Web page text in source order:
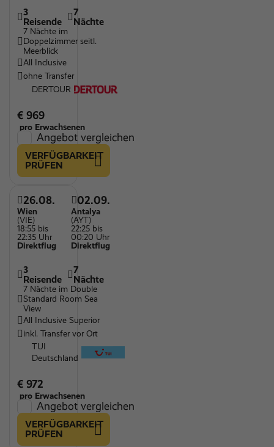
3
Reisende
7
Nächte
7 Nächte im
Doppelzimmer seitl.
Meerblick
All Inclusive
ohne Transfer
DERTOUR
€ 969
pro Erwachsenen
Angebot vergleichen
VERFÜGBARKEIT
PRÜFEN
26.08.
Wien
(VIE)
18:55 bis
22:35 Uhr
Direktflug
02.09.
Antalya
(AYT)
22:25 bis
00:20 Uhr
Direktflug
3
Reisende
7
Nächte
7 Nächte im Double
Standard Room Sea
View
All Inclusive Superior
inkl. Transfer vor Ort
TUI
Deutschland
€ 972
pro Erwachsenen
Angebot vergleichen
VERFÜGBARKEIT
PRÜFEN